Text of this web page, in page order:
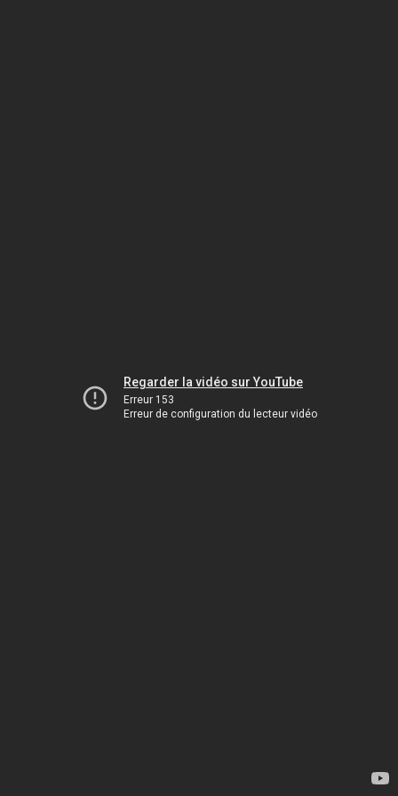
Regarder la vidéo sur YouTube
Erreur 153
Erreur de configuration du lecteur vidéo